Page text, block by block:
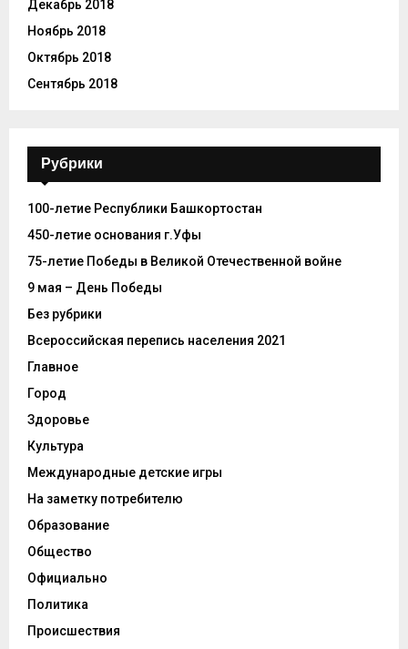
Декабрь 2018
Ноябрь 2018
Октябрь 2018
Сентябрь 2018
Рубрики
100-летие Республики Башкортостан
450-летие основания г.Уфы
75-летие Победы в Великой Отечественной войне
9 мая – День Победы
Без рубрики
Всероссийская перепись населения 2021
Главное
Город
Здоровье
Культура
Международные детские игры
На заметку потребителю
Образование
Общество
Официально
Политика
Происшествия